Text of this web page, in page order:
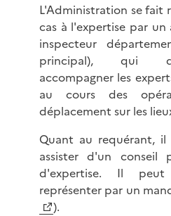
L'Administration se fait
cas à l'expertise par
inspecteur
principal), qui
accompagner les
au cours des
déplacement sur les
Quant au requérant,
assister d'un conseil
d'expertise. Il
représenter par un
).